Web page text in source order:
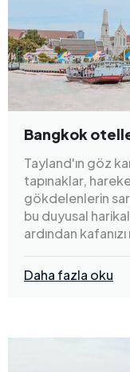
Bangkok
Tayland'ın göz
tapınaklar,
gökdelenlerin
bu duyusal
ardından
Daha fazla oku